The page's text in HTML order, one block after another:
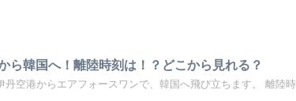
ら韓国へ！離陸時刻は！？どこから見れる？
丹空港からエアフォースワンで、韓国へ飛び立ちます。 離陸時